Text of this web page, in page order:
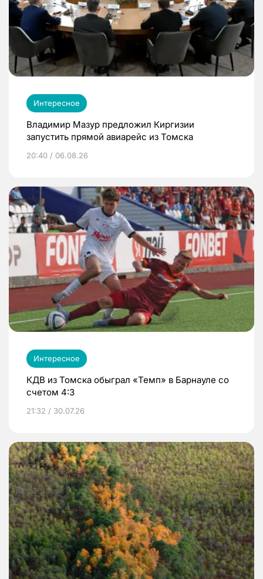
Интересное
Владимир Мазур предложил Киргизии
запустить прямой авиарейс из Томска
20:40 / 06.08.26
Интересное
КДВ из Томска обыграл «Темп» в Барнауле со
счетом 4:3
21:32 / 30.07.26